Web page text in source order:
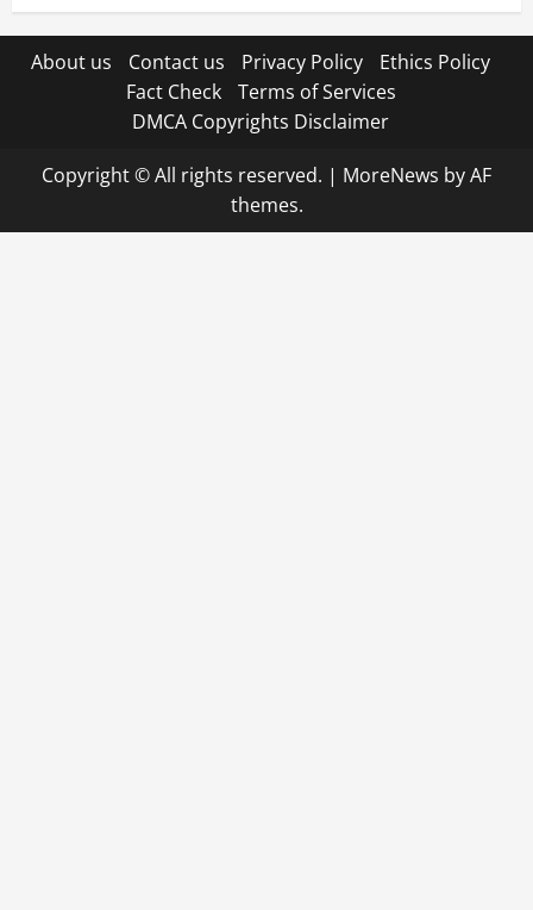
About us Contact us Privacy Policy
Ethics Policy
Fact Check
Terms of Services
DMCA Copyrights Disclaimer
Copyright © All rights reserved. | MoreNews by AF
themes.